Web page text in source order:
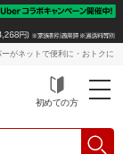
がネットで便利に・おトクに
初めての方